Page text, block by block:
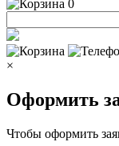
0
×
Оформить
Чтобы оформить